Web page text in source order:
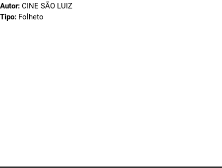
Autor: CINE SÃO LUIZ
Tipo: Folheto